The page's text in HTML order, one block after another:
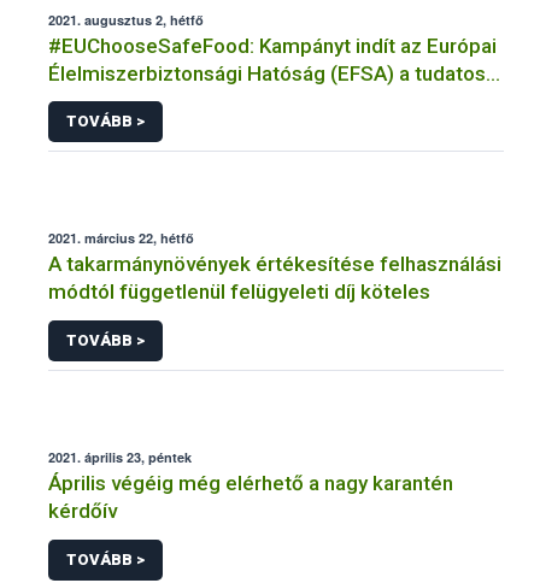
2021. augusztus 2, hétfő
#EUChooseSafeFood: Kampányt indít az Európai
Élelmiszerbiztonsági Hatóság (EFSA) a tudatos
élelmiszer-választásról
TOVÁBB >
2021. március 22, hétfő
A takarmánynövények értékesítése felhasználási
módtól függetlenül felügyeleti díj köteles
TOVÁBB >
2021. április 23, péntek
Április végéig még elérhető a nagy karantén
kérdőív
TOVÁBB >